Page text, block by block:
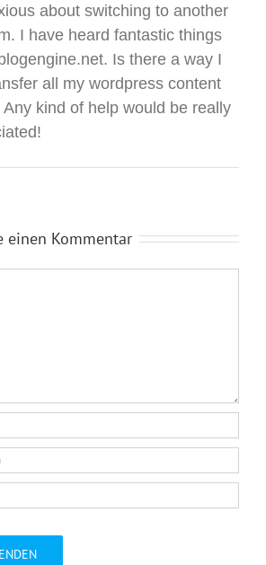
about switching to another
I have heard fantastic things
Is there a way I
all my wordpress content
Any kind of help would be really
einen Kommentar